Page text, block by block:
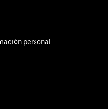
personal